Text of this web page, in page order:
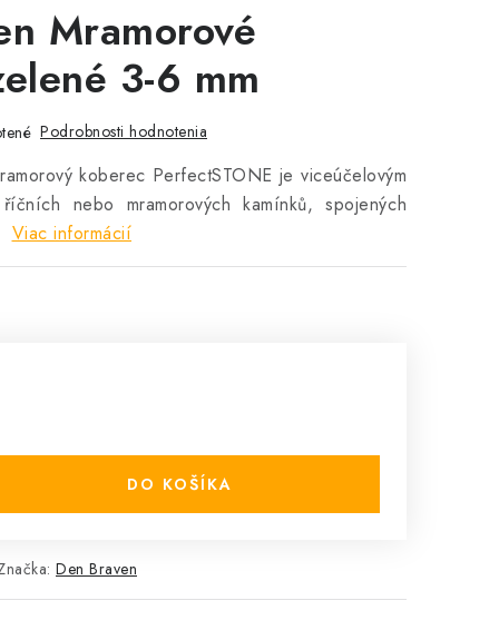
Mramorové
3-6 mm
Podrobnosti hodnotenia
koberec PerfectSTONE je viceúčelovým
nebo mramorových kamínků, spojených
Viac informácií
DO KOŠÍKA
Den Braven